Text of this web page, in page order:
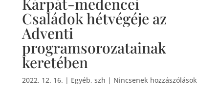
Kárpát-medencei
Családok hétvégéje az
Adventi
programsorozatainak
keretében
2022. 12. 16. | Egyéb, szh | Nincsenek hozzászólások